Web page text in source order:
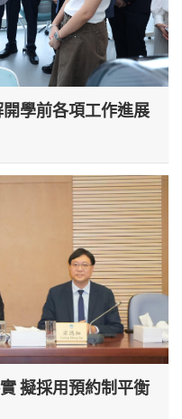
學前各項工作進展
擬採用預約制平衡